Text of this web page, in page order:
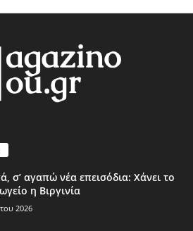
σ’ αγαπώ νέα επεισόδια: Χάνει το
η Βιργινία
2026